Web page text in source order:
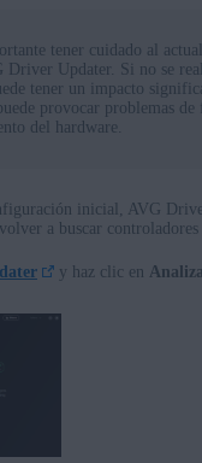
tener cuidado al
Driver Updater. Si no se
tener un impacto
provocar problemas
del hardware.
inicial, AVG
a buscar controladores
y haz clic en